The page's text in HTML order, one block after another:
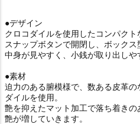
●デザイン
クロコダイルを使用したコンパクト
スナップボタンで開閉し、ボックス
中身が見やすく、小銭が取り出しや
●素材
迫力のある腑模様で、数ある皮革
ダイルを使用。
艶を抑えたマット加工で落ち着き
艶が増していきます。